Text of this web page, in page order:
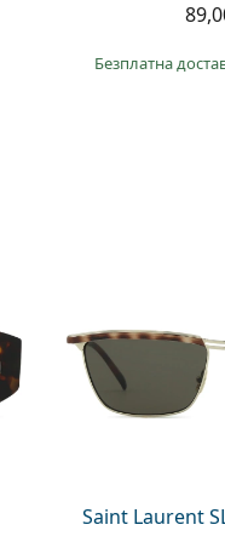
Безплатна
Saint Laurent